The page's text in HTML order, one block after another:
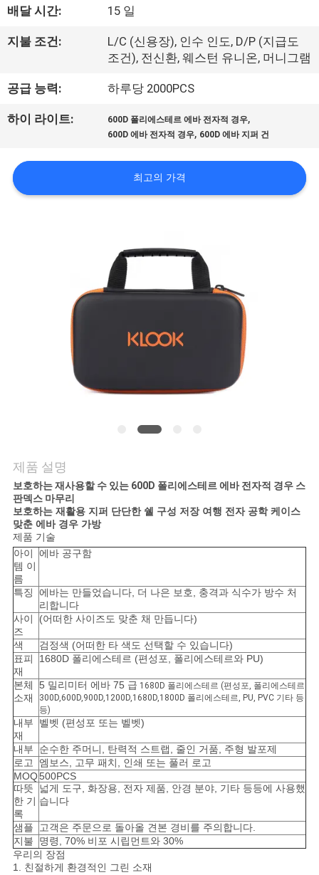
장
여
행
품
질
관
배달 시간: 15 일
지불 조건:
L/C (신용장), 인수 인도, D/P (지급도
조건), 전신환, 웨스턴 유니온, 머니그램
공급 능력: 하루당 2000PCS
하이 라이트: 600D 폴리에스테르 에바 전자적 경우,
600D 에바 전자적 경우, 600D 에바 지퍼 건
최고의 가격
제품 설명
보호하는 재사용할 수 있는 600D 폴리에스테르 에바 전자적 경우 스
판덱스 마무리
보호하는 재활용 지퍼 단단한 쉘 구성 저장 여행 전자 공학 케이스
맞춘 에바 경우 가방
제품 기술
아이
템 이
름
에바 공구함
특징
에바는 만들었습니다, 더 나은 보호, 충격과 식수가 방수 처
리합니다
사이
즈
(어떠한 사이즈도 맞춘 채 만듭니다)
색
검정색 (어떠한 타 색도 선택할 수 있습니다)
표피
재
1680D 폴리에스테르 (편성포, 폴리에스테르와 PU)
본체
소재
5 밀리미터 에바 75 급 1680D 폴리에스테르 (편성포, 폴리에스테르
300D,600D,900D,1200D,1680D,1800D 폴리에스테르, PU, PVC 기타 등
등)
내부
재
벨벳 (편성포 또는 벨벳)
내부
순수한 주머니, 탄력적 스트랩, 줄인 거품, 주형 발포제
로고
엠보스, 고무 패치, 인쇄 또는 풀러 로고
MOQ500PCS
따뜻
한 기
록
넓게 도구, 화장용, 전자 제품, 안경 분야, 기타 등등에 사용했
습니다
샘플
고객은 주문으로 돌아올 견본 경비를 주의합니다.
지불
명령, 70% 비포 시립먼트와 30%
우리의 장점
1. 친절하게 환경적인 그린 소재